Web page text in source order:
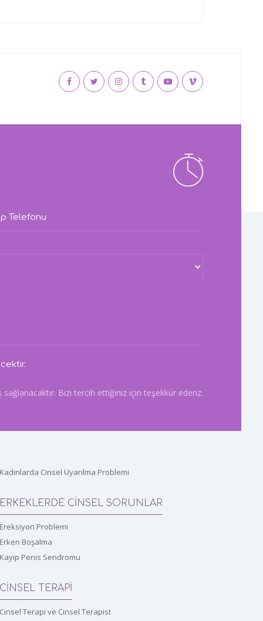
Telefonu
Bizi tercih ettiğiniz için teşekkür ederiz.
Kadınlarda Cinsel Uyarılma Problemi
ERKEKLERDE CİNSEL SORUNLAR
Ereksiyon Problemi
Erken Boşalma
Kayıp Penis Sendromu
CİNSEL TERAPİ
Cinsel Terapi ve Cinsel Terapist